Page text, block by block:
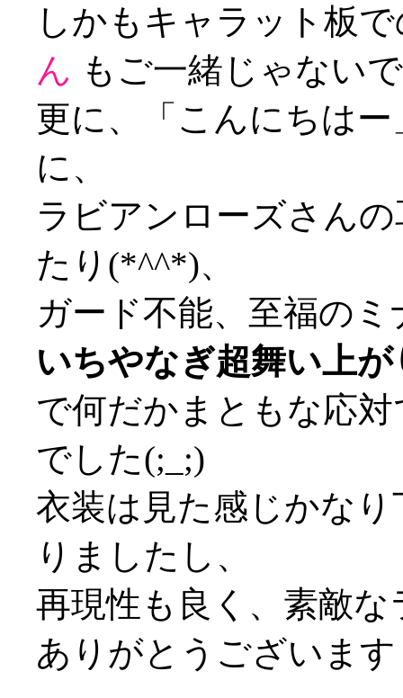
しかもキャラット板
ん もご一緒じゃない
更に、「こんにちは
に、
ラビアンローズさん
たり(*^^*)、
ガード不能、至福の
いちやなぎ超舞い上
で何だかまともな応
でした(;_;)
衣装は見た感じかな
りましたし、
再現性も良く、素敵
ありがとうございま